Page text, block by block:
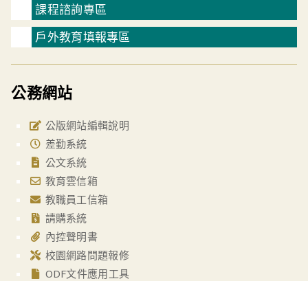
課程諮詢專區
戶外教育填報專區
公務網站
公版網站編輯說明
差勤系統
公文系統
教育雲信箱
教職員工信箱
請購系統
內控聲明書
校園網路問題報修
ODF文件應用工具